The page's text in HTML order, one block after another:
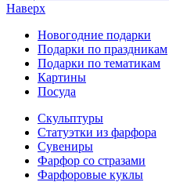
Наверх
Новогодние подарки
Подарки по праздникам
Подарки по тематикам
Картины
Посуда
Скульптуры
Статуэтки из фарфора
Сувениры
Фарфор со стразами
Фарфоровые куклы